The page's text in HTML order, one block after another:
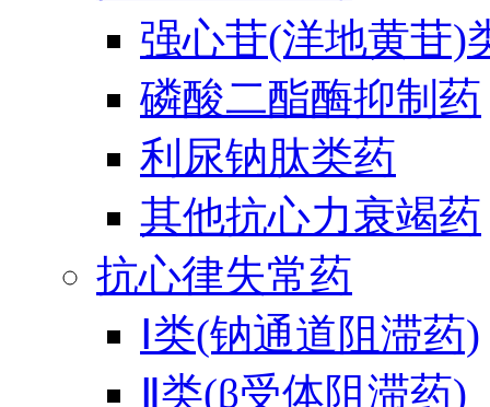
强心苷(洋地黄苷)
磷酸二酯酶抑制药
利尿钠肽类药
其他抗心力衰竭药
抗心律失常药
Ⅰ类(钠通道阻滞药)
Ⅱ类(β受体阻滞药)